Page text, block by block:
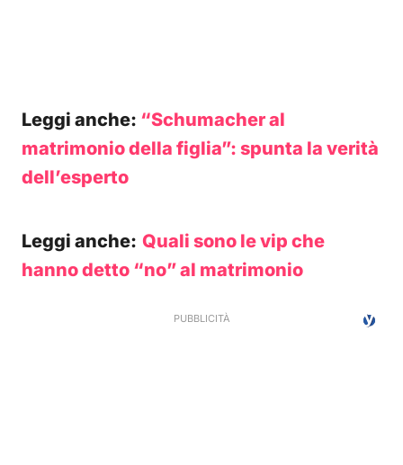
Leggi anche: “Schumacher al
matrimonio della figlia”: spunta la verità
dell’esperto
Leggi anche: Quali sono le vip che
hanno detto “no” al matrimonio